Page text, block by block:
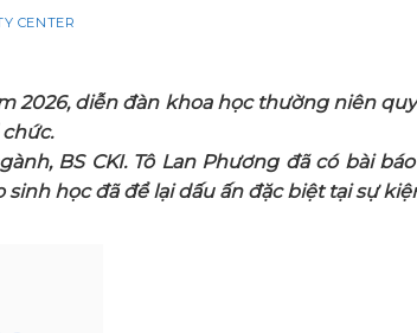
CENTER
2026, diễn đàn khoa học thường niên
BS CKI. Tô Lan Phương đã có bài
học đã để lại dấu ấn đặc biệt tại sự